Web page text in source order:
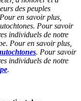
des peuples
en savoir plus,
Pour savoir
individuels de notre
Pour en savoir plus,
. Pour savoir
individuels de notre
.